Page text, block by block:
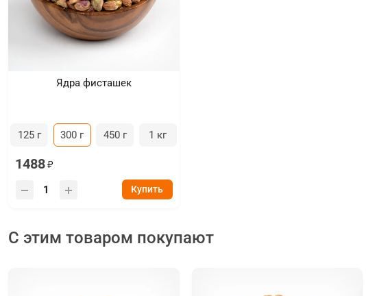
Ядра фисташек
125 г 300 г 450 г 1 кг
1488
Купить
С этим товаром покупают